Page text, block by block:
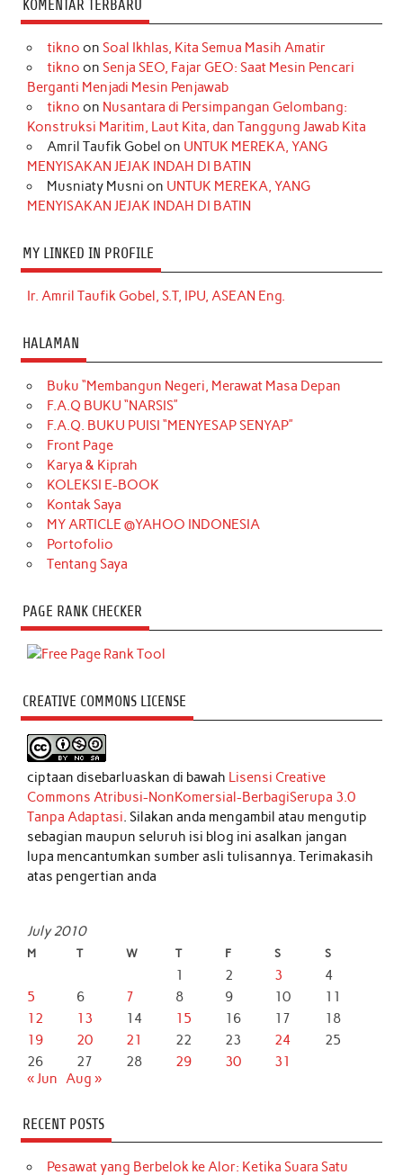
KOMENTAR TERBARU
tikno on Soal Ikhlas, Kita Semua Masih Amatir
tikno on Senja SEO, Fajar GEO: Saat Mesin Pencari
Berganti Menjadi Mesin Penjawab
tikno on Nusantara di Persimpangan Gelombang:
Konstruksi Maritim, Laut Kita, dan Tanggung Jawab Kita
Amril Taufik Gobel on UNTUK MEREKA, YANG
MENYISAKAN JEJAK INDAH DI BATIN
Musniaty Musni on UNTUK MEREKA, YANG
MENYISAKAN JEJAK INDAH DI BATIN
MY LINKED IN PROFILE
Ir. Amril Taufik Gobel, S.T, IPU, ASEAN Eng.
HALAMAN
Buku “Membangun Negeri, Merawat Masa Depan
F.A.Q BUKU “NARSIS”
F.A.Q. BUKU PUISI “MENYESAP SENYAP”
Front Page
Karya & Kiprah
KOLEKSI E-BOOK
Kontak Saya
MY ARTICLE @YAHOO INDONESIA
Portofolio
Tentang Saya
PAGE RANK CHECKER
CREATIVE COMMONS LICENSE
ciptaan disebarluaskan di bawah Lisensi Creative
Commons Atribusi-NonKomersial-BerbagiSerupa 3.0
Tanpa Adaptasi. Silakan anda mengambil atau mengutip
sebagian maupun seluruh isi blog ini asalkan jangan
lupa mencantumkan sumber asli tulisannya. Terimakasih
atas pengertian anda
July 2010
M T W T F S S
1 2 3
4
5
6 7 8 9 10
11
12
13 14 15 16 17
18
19
20 21 22 23 24
25
26
27 28 29 30
31
« Jun Aug »
RECENT POSTS
Pesawat yang Berbelok ke Alor: Ketika Suara Satu